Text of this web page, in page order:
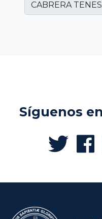
Síguenos